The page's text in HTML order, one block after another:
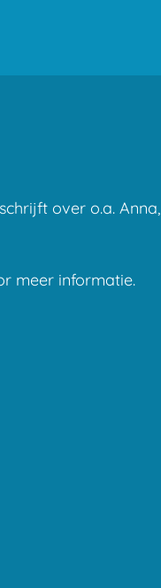
over o.a. Anna,
meer informatie.